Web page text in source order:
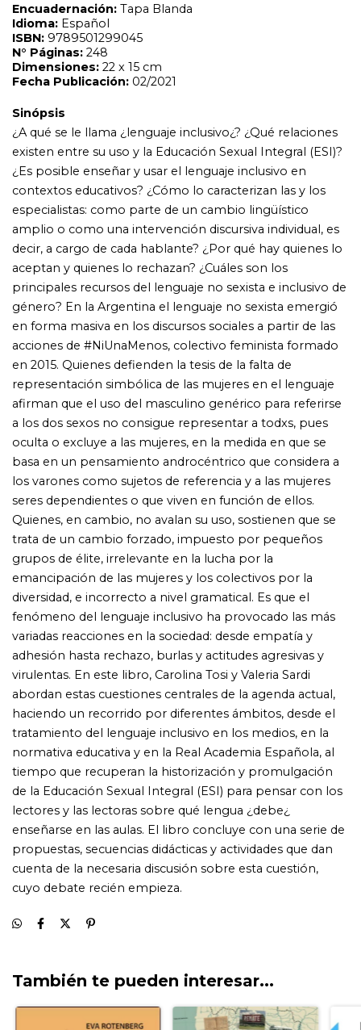
amplio o como una intervención discursiva individual, es
decir, a cargo de cada hablante? ¿Por qué hay quienes lo
aceptan y quienes lo rechazan? ¿Cuáles son los
principales recursos del lenguaje no sexista e inclusivo de
género? En la Argentina el lenguaje no sexista emergió
en forma masiva en los discursos sociales a partir de las
acciones de #NiUnaMenos, colectivo feminista formado
en 2015. Quienes defienden la tesis de la falta de
representación simbólica de las mujeres en el lenguaje
afirman que el uso del masculino genérico para referirse
a los dos sexos no consigue representar a todxs, pues
oculta o excluye a las mujeres, en la medida en que se
basa en un pensamiento androcéntrico que considera a
los varones como sujetos de referencia y a las mujeres
seres dependientes o que viven en función de ellos.
Quienes, en cambio, no avalan su uso, sostienen que se
trata de un cambio forzado, impuesto por pequeños
grupos de élite, irrelevante en la lucha por la
emancipación de las mujeres y los colectivos por la
diversidad, e incorrecto a nivel gramatical. Es que el
fenómeno del lenguaje inclusivo ha provocado las más
variadas reacciones en la sociedad: desde empatía y
adhesión hasta rechazo, burlas y actitudes agresivas y
virulentas. En este libro, Carolina Tosi y Valeria Sardi
abordan estas cuestiones centrales de la agenda actual,
haciendo un recorrido por diferentes ámbitos, desde el
tratamiento del lenguaje inclusivo en los medios, en la
normativa educativa y en la Real Academia Española, al
tiempo que recuperan la historización y promulgación
de la Educación Sexual Integral (ESI) para pensar con los
lectores y las lectoras sobre qué lengua ¿debe¿
enseñarse en las aulas. El libro concluye con una serie de
propuestas, secuencias didácticas y actividades que dan
cuenta de la necesaria discusión sobre esta cuestión,
cuyo debate recién empieza.
También te pueden interesar...